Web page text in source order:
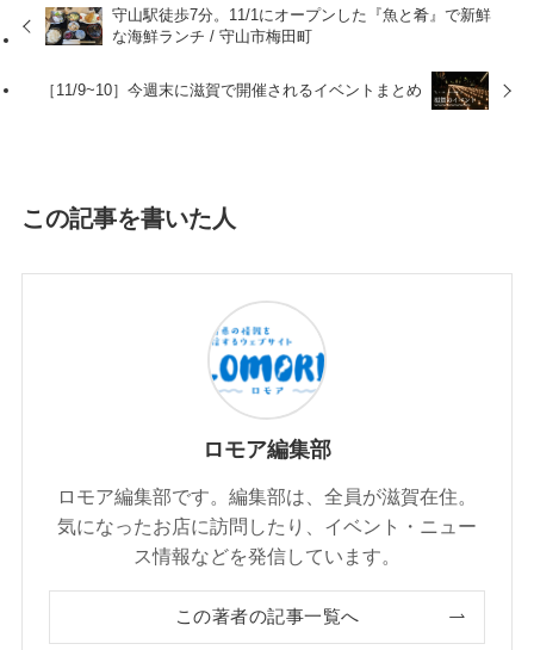
守山駅徒歩7分。11/1にオープンした『魚と肴』で新鮮
な海鮮ランチ / 守山市梅田町
［11/9~10］今週末に滋賀で開催されるイベントまとめ
この記事を書いた人
ロモア編集部
ロモア編集部です。編集部は、全員が滋賀在住。
気になったお店に訪問したり、イベント・ニュー
ス情報などを発信しています。
この著者の記事一覧へ